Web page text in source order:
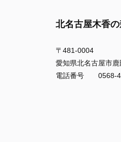
北名古屋木香
〒481-0004
愛知県北名古屋市
電話番号 0568-